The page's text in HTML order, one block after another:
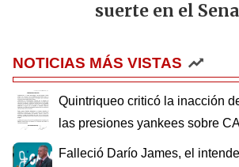
suerte en el
NOTICIAS MÁS VISTAS
Quintriqueo criticó la inacción
las presiones yankees sobre
Falleció Darío James, el